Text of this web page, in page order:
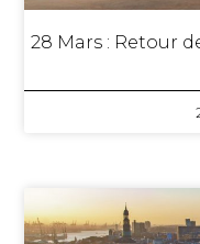
28 Mars : Retour